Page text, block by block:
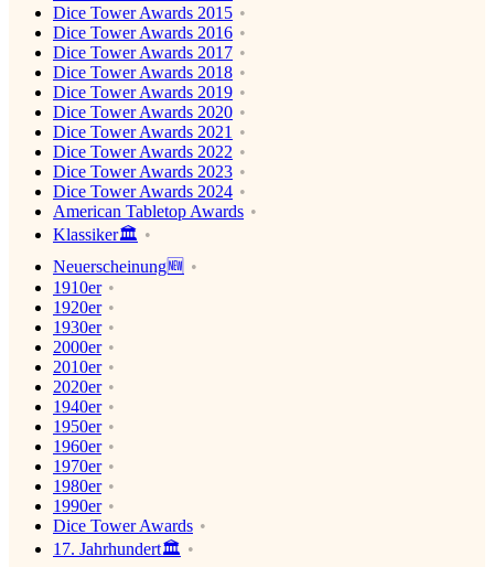
Dice Tower Awards 2015
Dice Tower Awards 2016
Dice Tower Awards 2017
Dice Tower Awards 2018
Dice Tower Awards 2019
Dice Tower Awards 2020
Dice Tower Awards 2021
Dice Tower Awards 2022
Dice Tower Awards 2023
Dice Tower Awards 2024
American Tabletop Awards
Klassiker🏛
Neuerscheinung🆕
1910er
1920er
1930er
2000er
2010er
2020er
1940er
1950er
1960er
1970er
1980er
1990er
Dice Tower Awards
17. Jahrhundert🏛